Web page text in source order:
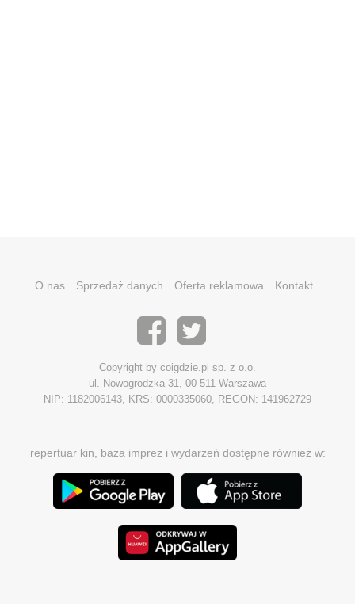
O nas Sprzedaż danych Oferta reklamowa Kontakt
Copyright by coigdzie.pl sp. z o.o.
ul. Nowogrodzka 31, 00-511 Warszawa
NIP: 1182006143, KRS: 0000335060, REGON: 141962729
repertuar kin, baza imprez i wydarzeń dostępne również w: